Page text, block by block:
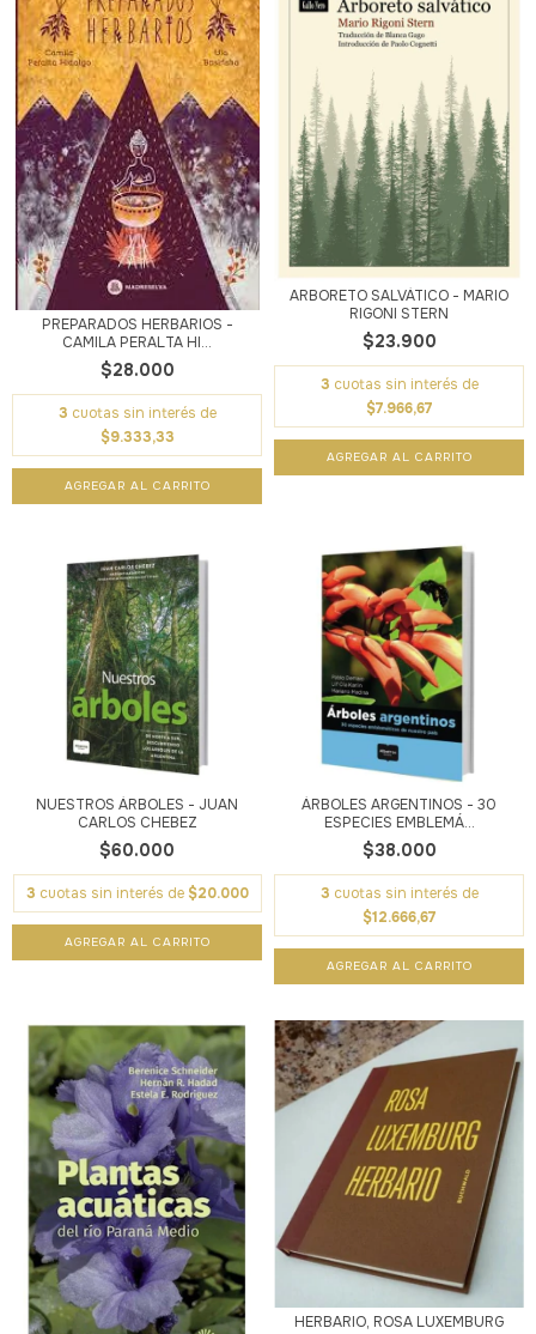
PREPARADOS HERBARIOS -
CAMILA PERALTA HI...
$28.000
3 cuotas sin interés de
$9.333,33
ARBORETO SALVÁTICO - MARIO
RIGONI STERN
$23.900
3 cuotas sin interés de
$7.966,67
NUESTROS ÁRBOLES - JUAN
CARLOS CHEBEZ
$60.000
3 cuotas sin interés de $20.000
ÁRBOLES ARGENTINOS - 30
ESPECIES EMBLEMÁ...
$38.000
3 cuotas sin interés de
$12.666,67
HERBARIO, ROSA LUXEMBURG